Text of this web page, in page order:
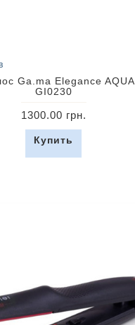
Ga.ma Elegance
GI0230
1300.00 грн.
Купить